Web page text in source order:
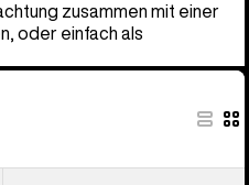
zusammen mit einer
oder einfach als